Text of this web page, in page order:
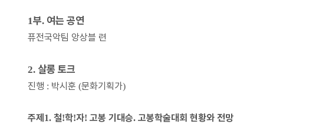
1부. 여는 공연
퓨전국악팀 앙상블 련
2. 살롱 토크
진행 : 박시훈 (문화기획가)
주제 1. 철!학!자! 고봉 기대승. 고봉학술대회 현황와 전망